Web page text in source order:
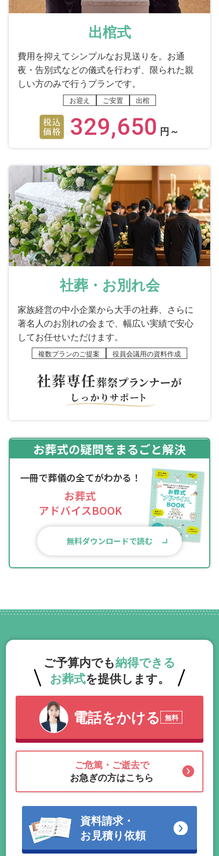
出棺式
費用を抑えてシンプルなお見送りを。お通
夜・告別式などの儀式を行わず、限られた親
しい方のみで行うプランです。
お迎え ご安置 出棺
329,650 円～
社葬・お別れ会
家族経営の中小企業から大手の社葬、さらに
著名人のお別れの会まで、幅広い実績で安心
してお任せいただけます。
複数プランのご提案 役員会議用の資料作成
お葬式の疑問をまるごと解決
一冊で葬儀の全てがわかる！
お葬式
アドバイスBOOK
無料ダウンロードで読む
ご予算内でも納得できる
お葬式を提供します。
電話をかける 無料
ご危篤・ご逝去で
お急ぎの方はこちら
資料請求・
お見積り依頼